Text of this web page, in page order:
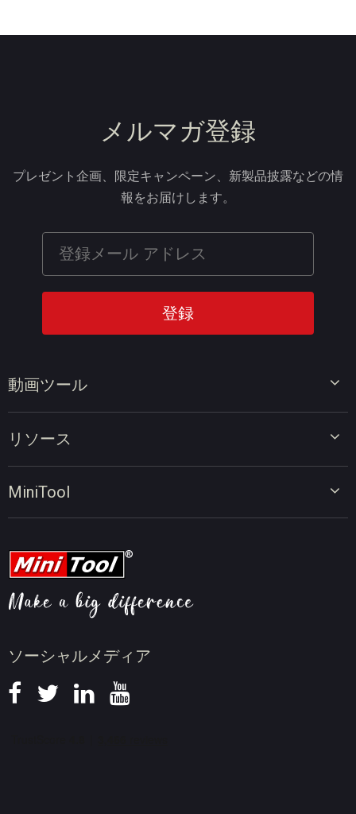
ソーシャルメディア
動画ツール
ビデオコンバーター
リソース
動画圧縮のヒント
ニュース
MiniTool
メルマガ登録
プレゼント企画、限定キャンペーン、新製品披露などの情
報をお届けします。